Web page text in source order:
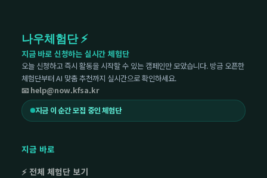
나우체험단 ⚡
지금 바로 신청하는 실시간 체험단
오늘 신청하고 즉시 활동을 시작할 수 있는 캠페인만 모았습니다. 방금 오픈한
체험단부터 AI 맞춤 추천까지 실시간으로 확인하세요.
📧 help@now.kfsa.kr
지금 이 순간 모집 중인 체험단
지금 바로
⚡ 전체 체험단 보기